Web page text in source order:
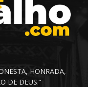
HONRADA,
DE DEUS.”